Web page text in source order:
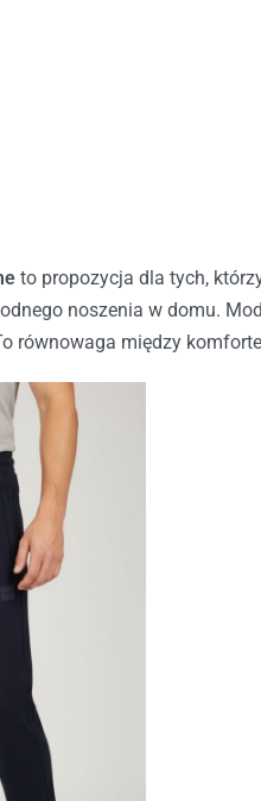
to propozycja dla tych,
noszenia w domu.
równowaga między